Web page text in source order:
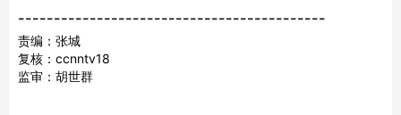
-------------------------------------------
责编：张城
复核：ccnntv18
监审：胡世群